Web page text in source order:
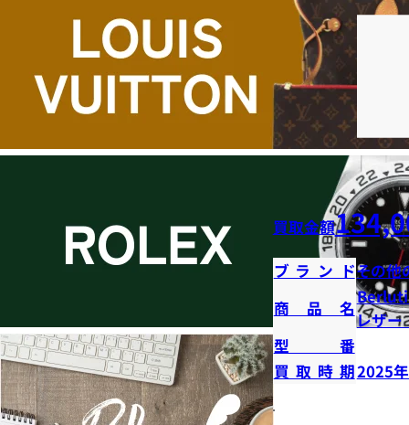
買取金額
ブランドその他
商品名
Berluti
レザー
型番
買取時期2025